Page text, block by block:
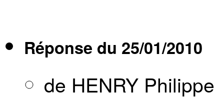
Réponse du 25/01/2010
de HENRY Philippe